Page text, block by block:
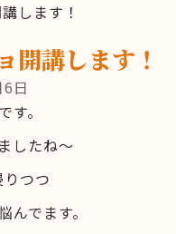
します！
開講します！
日
す。
したね～
つつ
んでます。